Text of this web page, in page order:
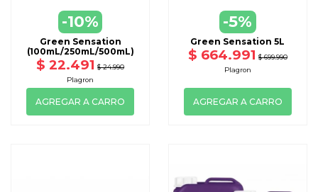
-10%
Green Sensation
(100mL/250mL/500mL)
$ 22.491 $ 24.990
Plagron
AGREGAR A CARRO
-5%
Green Sensation 5L
$ 664.991 $ 699.990
Plagron
AGREGAR A CARRO